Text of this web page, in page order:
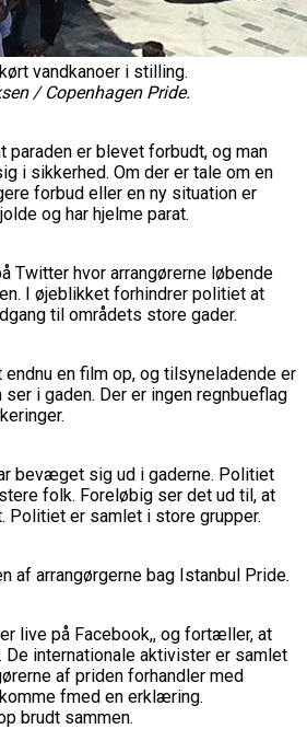
vandkanoer i stilling.
/ Copenhagen Pride.
paraden er blevet forbudt, og man
i sikkerhed. Om der er tale om en
forbud eller en ny situation er
og har hjelme parat.
Twitter hvor arrangørerne løbende
I øjeblikket forhindrer politiet at
til områdets store gader.
endnu en film op, og tilsyneladende er
ser i gaden. Der er ingen regnbueflag
bevæget sig ud i gaderne. Politiet
folk. Foreløbig ser det ud til, at
er samlet i store grupper.
af arrangørgerne bag Istanbul Pride.
live på Facebook,, og fortæller, at
internationale aktivister er samlet
af priden forhandler med
fmed en erklæring.
brudt sammen.